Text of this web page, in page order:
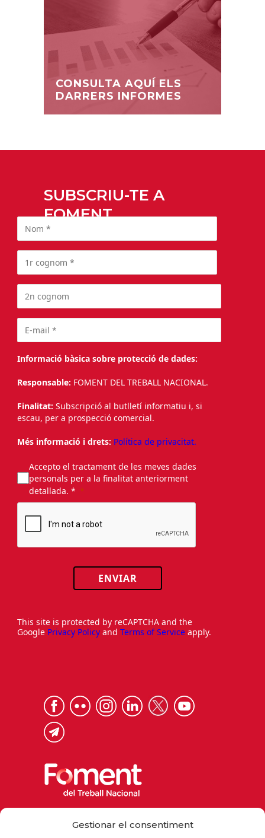
Gestionar el consentiment
CONSULTA AQUÍ ELS
DARRERS INFORMES
SUBSCRIU-TE A
FOMENT
Informació bàsica sobre protecció de dades:
Responsable: FOMENT DEL TREBALL NACIONAL.
Finalitat: Subscripció al butlletí informatiu i, si
escau, per a prospecció comercial.
Més informació i drets: Política de privacitat.
Accepto el tractament de les meves dades
personals per a la finalitat anteriorment
detallada. *
ENVIAR
This site is protected by reCAPTCHA and the
Google Privacy Policy and Terms of Service apply.